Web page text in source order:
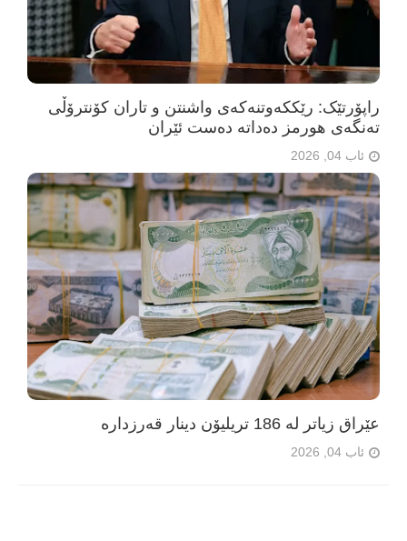
راپۆرتێک: رێککەوتنەکەی واشنتن و تاران کۆنترۆڵی
تەنگەی هورمز دەداتە دەست ئێران
ئاب 04, 2026
عێراق زیاتر لە 186 تریلیۆن دینار قەرزدارە
ئاب 04, 2026